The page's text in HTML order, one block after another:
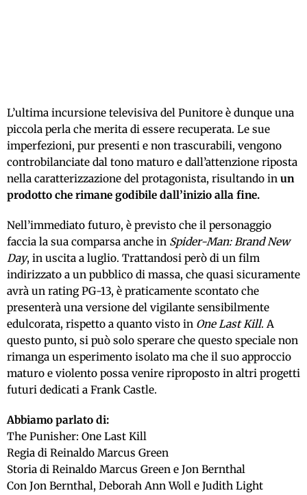
L’ultima incursione televisiva del Punitore è dunque una
piccola perla che merita di essere recuperata. Le sue
imperfezioni, pur presenti e non trascurabili, vengono
controbilanciate dal tono maturo e dall’attenzione riposta
nella caratterizzazione del protagonista, risultando in un
prodotto che rimane godibile dall’inizio alla fine.
Nell’immediato futuro, è previsto che il personaggio
faccia la sua comparsa anche in Spider-Man: Brand New
Day, in uscita a luglio. Trattandosi però di un film
indirizzato a un pubblico di massa, che quasi sicuramente
avrà un rating PG-13, è praticamente scontato che
presenterà una versione del vigilante sensibilmente
edulcorata, rispetto a quanto visto in One Last Kill. A
questo punto, si può solo sperare che questo speciale non
rimanga un esperimento isolato ma che il suo approccio
maturo e violento possa venire riproposto in altri progetti
futuri dedicati a Frank Castle.
Abbiamo parlato di:
The Punisher: One Last Kill
Regia di Reinaldo Marcus Green
Storia di Reinaldo Marcus Green e Jon Bernthal
Con Jon Bernthal, Deborah Ann Woll e Judith Light